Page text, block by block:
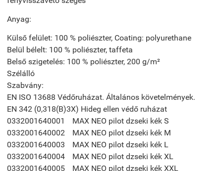
Anyag:
Külső felület: 100 % poliészter, Coating: polyurethane
Belül bélelt: 100 % poliészter, taffeta
Belső szigetelés: 100 % poliészter, 200 g/m²
Szélálló
Szabvány:
EN ISO 13688 Védőruházat. Általános követelmények.
EN 342 (0,318(B)3X) Hideg ellen védő ruházat
0332001640001
MAX NEO pilot dzseki kék S
0332001640002
MAX NEO pilot dzseki kék M
0332001640003
MAX NEO pilot dzseki kék L
0332001640004
MAX NEO pilot dzseki kék XL
0332001640005
MAX NEO pilot dzseki kék XXL